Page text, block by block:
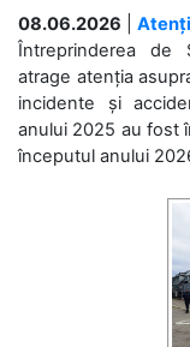
08.06.2026
Întreprinderea de
atrage atenția
incidente și
anului 2025 au fost
începutul anului